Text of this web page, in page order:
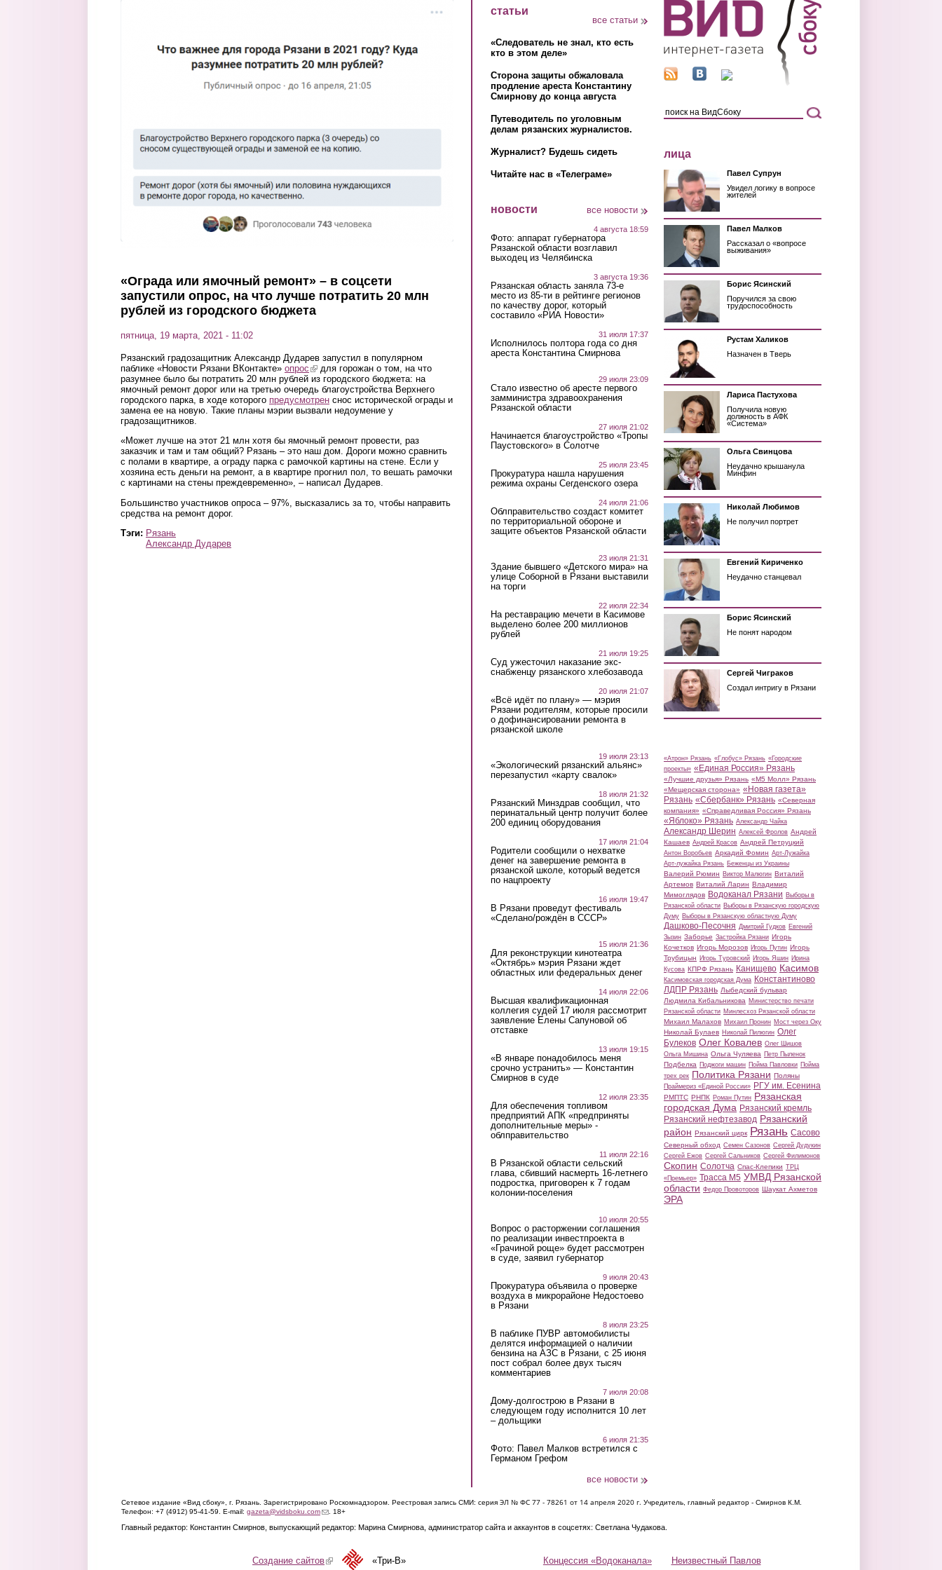
«Ограда или ямочный ремонт» – в соцсети
запустили опрос, на что лучше потратить 20 млн
рублей из городского бюджета
пятница, 19 марта, 2021 - 11:02
Рязанский градозащитник Александр Дударев запустил в популярном
паблике «Новости Рязани ВКонтакте» опрос (link is external)
для горожан о том, на что
разумнее было бы потратить 20 млн рублей из городского бюджета: на
ямочный ремонт дорог или на третью очередь благоустройства Верхнего
городского парка, в ходе которого предусмотрен снос исторической ограды и
замена ее на новую. Такие планы мэрии вызвали недоумение у
градозащитников.
«Может лучше на этот 21 млн хотя бы ямочный ремонт провести, раз
заказчик и там и там общий? Рязань – это наш дом. Дороги можно сравнить
с полами в квартире, а ограду парка с рамочкой картины на стене. Если у
хозяина есть деньги на ремонт, а в квартире прогнил пол, то вешать рамочки
с картинами на стены преждевременно», – написал Дударев.
Большинство участников опроса – 97%, высказались за то, чтобы направить
средства на ремонт дорог.
Тэги: Рязань
Александр Дударев
статьи
все статьи
«Следователь не знал, кто есть
кто в этом деле»
Сторона защиты обжаловала
продление ареста Константину
Смирнову до конца августа
Путеводитель по уголовным
делам рязанских журналистов.
Журналист? Будешь сидеть
Читайте нас в «Телеграме»
новости все новости
4 августа 18:59
Фото: аппарат губернатора
Рязанской области возглавил
выходец из Челябинска
3 августа 19:36
Рязанская область заняла 73-е
место из 85-ти в рейтинге регионов
по качеству дорог, который
составило «РИА Новости»
31 июля 17:37
Исполнилось полтора года со дня
ареста Константина Смирнова
29 июля 23:09
Стало известно об аресте первого
замминистра здравоохранения
Рязанской области
27 июля 21:02
Начинается благоустройство «Тропы
Паустовского» в Солотче
25 июля 23:45
Прокуратура нашла нарушения
режима охраны Сегденского озера
24 июля 21:06
Облправительство создаст комитет
по территориальной обороне и
защите объектов Рязанской области
23 июля 21:31
Здание бывшего «Детского мира» на
улице Соборной в Рязани выставили
на торги
22 июля 22:34
На реставрацию мечети в Касимове
выделено более 200 миллионов
рублей
21 июля 19:25
Суд ужесточил наказание экс-
снабженцу рязанского хлебозавода
20 июля 21:07
«Всё идёт по плану» — мэрия
Рязани родителям, которые просили
о дофинансировании ремонта в
рязанской школе
19 июля 23:13
«Экологический рязанский альянс»
перезапустил «карту свалок»
18 июля 21:32
Рязанский Минздрав сообщил, что
перинатальный центр получит более
200 единиц оборудования
17 июля 21:04
Родители сообщили о нехватке
денег на завершение ремонта в
рязанской школе, который ведется
по нацпроекту
16 июля 19:47
В Рязани проведут фестиваль
«Сделано/рождён в СССР»
15 июля 21:36
Для реконструкции кинотеатра
«Октябрь» мэрия Рязани ждет
областных или федеральных денег
14 июля 22:06
Высшая квалификационная
коллегия судей 17 июля рассмотрит
заявление Елены Сапуновой об
отставке
13 июля 19:15
«В январе понадобилось меня
срочно устранить» — Константин
Смирнов в суде
12 июля 23:35
Для обеспечения топливом
предприятий АПК «предприняты
дополнительные меры» -
облправительство
11 июля 22:16
В Рязанской области сельский
глава, сбивший насмерть 16-летнего
подростка, приговорен к 7 годам
колонии-поселения
10 июля 20:55
Вопрос о расторжении соглашения
по реализации инвестпроекта в
«Грачиной роще» будет рассмотрен
в суде, заявил губернатор
9 июля 20:43
Прокуратура объявила о проверке
воздуха в микрорайоне Недостоево
в Рязани
8 июля 23:25
В паблике ПУВР автомобилисты
делятся информацией о наличии
бензина на АЗС в Рязани, с 25 июня
пост собрал более двух тысяч
комментариев
7 июля 20:08
Дому-долгострою в Рязани в
следующем году исполнится 10 лет
– дольщики
6 июля 21:35
Фото: Павел Малков встретился с
Германом Грефом
все новости
лица
Павел Супрун
Увидел логику в вопросе
жителей
Павел Малков
Рассказал о «вопросе
выживания»
Борис Ясинский
Поручился за свою
трудоспособность
Рустам Халиков
Назначен в Тверь
Лариса Пастухова
Получила новую
должность в АФК
«Система»
Ольга Свинцова
Неудачно крышанула
Минфин
Николай Любимов
Не получил портрет
Евгений Кириченко
Неудачно станцевал
Борис Ясинский
Не понят народом
Сергей Чиграков
Создал интригу в Рязани
«Атрон» Рязань «Глобус» Рязань «Городские
проекты» «Единая Россия» Рязань
«Лучшие друзья» Рязань «М5 Молл» Рязань
«Мещерская сторона» «Новая газета»
Рязань «Сбербанк» Рязань «Северная
компания» «Справедливая Россия» Рязань
«Яблоко» Рязань Александр Чайка
Александр Шерин Алексей Фролов Андрей
Кашаев Андрей Красов Андрей Петруцкий
Антон Воробьев Аркадий Фомин Арт-Лужайка
Арт-лужайка Рязань Беженцы из Украины
Валерий Рюмин Виктор Малюгин Виталий
Артемов Виталий Ларин Владимир
Мимоглядов Водоканал Рязани Выборы в
Рязанской области Выборы в Рязанскую городскую
Думу Выборы в Рязанскую областную Думу
Дашково-Песочня Дмитрий Гудков Евгений
Зызин Заборье Застройка Рязани Игорь
Кочетков Игорь Морозов Игорь Путин Игорь
Трубицын Игорь Туровский Игорь Яшин Ирина
Кусова КПРФ Рязань Канищево Касимов
Касимовская городская Дума Константиново
ЛДПР Рязань Лыбедский бульвар
Людмила Кибальникова Министерство печати
Рязанской области Минлесхоз Рязанской области
Михаил Малахов Михаил Пронин Мост через Оку
Николай Булаев Николай Пилюгин Олег
Булеков Олег Ковалев Олег Шишов
Ольга Мишина Ольга Чуляева Петр Пыленок
Подбелка Поджоги машин Пойма Павловки Пойма
трех рек Политика Рязани Поляны
Праймериз «Единой России» РГУ им. Есенина
РМПТС РНПК Роман Путин Рязанская
городская Дума Рязанский кремль
Рязанский нефтезавод Рязанский
район Рязанский цирк Рязань Сасово
Северный обход Семен Сазонов Сергей Дудукин
Сергей Ежов Сергей Сальников Сергей Филимонов
Скопин Солотча Спас-Клепики ТРЦ
«Премьер» Трасса М5 УМВД Рязанской
области Федор Провоторов Шаукат Ахметов
ЭРА
Сетевое издание «Вид сбоку», г. Рязань. Зарегистрировано Роскомнадзором. Реестровая запись СМИ: серия ЭЛ № ФС 77 - 78261 от 14 апреля 2020 г. Учредитель, главный редактор - Смирнов К.М.
Телефон: +7 (4912) 95-41-59. E-mail: gazeta@vidsboku.com(link sends e-mail)
. 18+
Главный редактор: Константин Смирнов, выпускающий редактор: Марина Смирнова, администратор сайта и аккаунтов в соцсетях: Светлана Чудакова.
Концессия «Водоканала» Неизвестный Павлов
Создание сайтов(link is external)«Три-В»